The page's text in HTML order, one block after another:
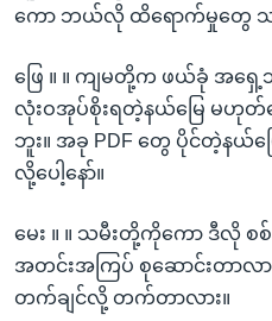
ကော ဘယ်လို ထိရောက်မှုတွေ သ
ဖြေ ။ ။ ကျမတို့က ဖယ်ခုံ အရှ
လုံးဝအုပ်စိုးရတဲ့နယ်မြေ မဟုတ်
ဘူး။ အခု PDF တွေ ပိုင်တဲ့နယ်မ
လို့ပေါ့နော်။
မေး ။ ။ သမီးတို့ကိုကော ဒီလို
အတင်းအကြပ် စုဆောင်းတာလ
တက်ချင်လို့ တက်တာလား။